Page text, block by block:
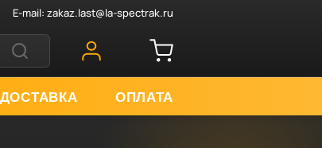
E-mail: zakaz.last@la-spectrak.ru
ДОСТАВКА ОПЛАТА